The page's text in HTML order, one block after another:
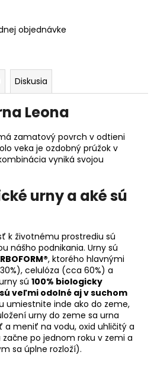
objednávke
Diskusia
Leona
zamatový povrch v odtieni
veka je ozdobný prúžok v
vyniká svojou
urny a aké sú
k životnému prostrediu sú
nášho podnikania. Urny sú
, ktorého hlavnými
celulóza (cca 60%) a
sú 100% biologicky
veľmi odolné aj v suchom
umiestnite inde ako do zeme,
urny do zeme sa urna
a meniť na vodu, oxid uhličitý a
po jednom roku v zemi a
sa úplne rozloží).